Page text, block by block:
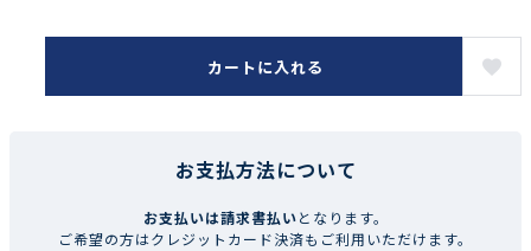
カートに入れる
お支払方法について
お支払いは請求書払いとなります。
ご希望の方はクレジットカード決済もご利用いただけます。